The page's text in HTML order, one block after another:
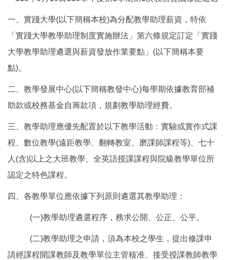
一、實踐大學(以下簡稱本校)為分配教學助理薪資，特依
「實踐大學教學助理制度實施辦法」第六條規定訂定「實踐
大學教學助理遴選與薪資發放作業要點」(以下簡稱本要
點)。
二、教學發展中心(以下簡稱教發中心)每學期依據教育部補
助款或校務基金自籌款項，規劃教學助理經費。
三、教學助理應優先配置於以下教學活動：實驗或實作式課
程、數位教學(遠距教學、翻轉教室、磨課師課程等)、七十
人(含)以上之大班教學、全英語授課課程與院級教學單位所
認定之特色課程。
四、各教學單位應依據下列原則遴選其教學助理：
(一)教學助理遴選程序，務求公開、公正、公平。
(二)教學助理之申請，須為本校之學生，提出修課申
請經課程開課教師及教學單位主管核准、接受授課教師教學